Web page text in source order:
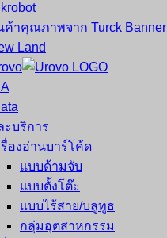
ค้าคุณภาพจาก Turck Banner
Land
บริการ
รื่องอ่านบาร์โค้ด
แบบด้ามจับ
แบบตั้งโต๊ะ
แบบไร้สาย/บลูทูธ
กลุ่มอุตสาหกรรม